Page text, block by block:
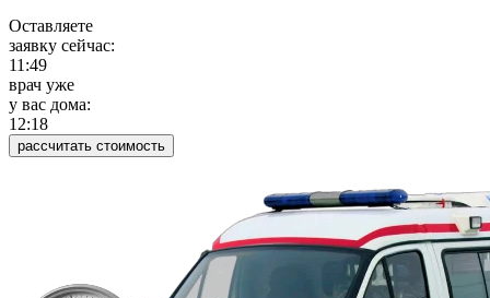
Оставляете
заявку сейчас:
11:49
врач уже
у вас дома:
12:18
рассчитать стоимость